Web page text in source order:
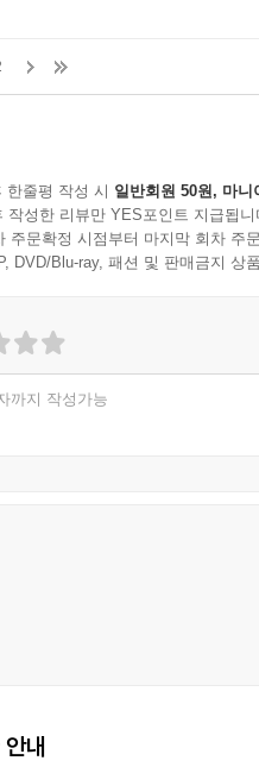
한줄평 작성 시 일반회원 50원, 마니
작성한 리뷰만 YES포인트 지급됩니
주문확정 시점부터 마지막 회차 주
DVD/Blu-ray, 패션 및 판매금지 상
까지 작성가능
내